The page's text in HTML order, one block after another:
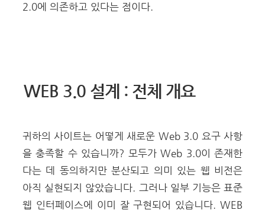
2.0에 의존하고 있다는 점이다.
WEB 3.0 설계 : 전체 개요
귀하의 사이트는 어떻게 새로운 Web 3.0 요구 사항
을 충족할 수 있습니까? 모두가 Web 3.0이 존재한
다는 데 동의하지만 분산되고 의미 있는 웹 비전은
아직 실현되지 않았습니다. 그러나 일부 기능은 표준
웹 인터페이스에 이미 잘 구현되어 있습니다. WEB